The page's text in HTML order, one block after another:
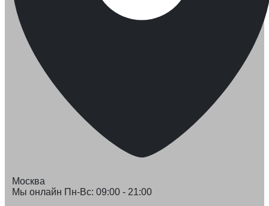
Москва
Мы онлайн Пн-Вс: 09:00 - 21:00